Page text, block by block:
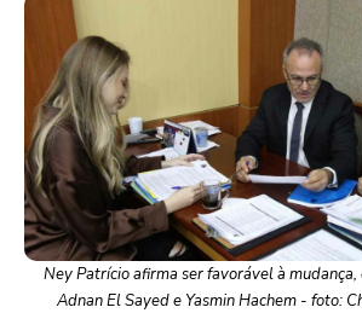
Ney Patrício afirma ser favorável à mudança,
Adnan El Sayed e Yasmin Hachem - foto: